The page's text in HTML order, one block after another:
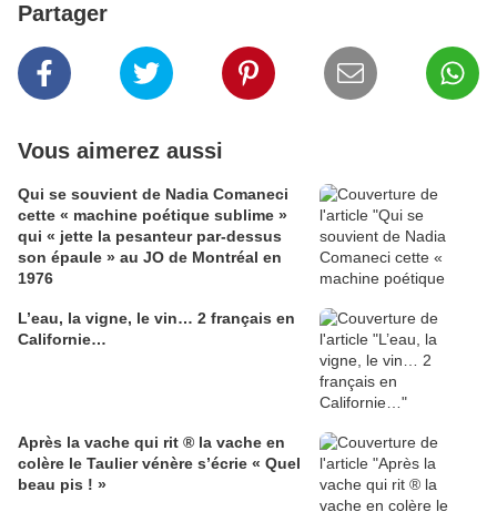
Partager
Vous aimerez aussi
Qui se souvient de Nadia Comaneci
cette « machine poétique sublime »
qui « jette la pesanteur par-dessus
son épaule » au JO de Montréal en
1976
L’eau, la vigne, le vin… 2 français en
Californie…
Après la vache qui rit ® la vache en
colère le Taulier vénère s’écrie « Quel
beau pis ! »